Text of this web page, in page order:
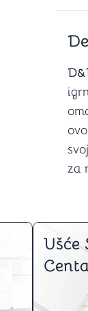
Šah
4 u
Kocke
za
Ušće